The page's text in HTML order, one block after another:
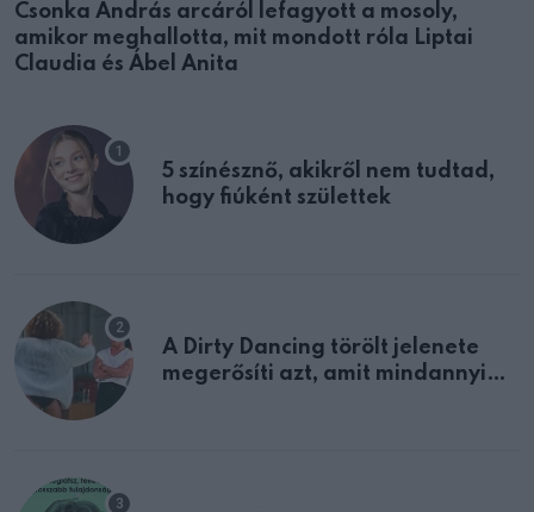
Csonka András arcáról lefagyott a mosoly,
amikor meghallotta, mit mondott róla Liptai
Claudia és Ábel Anita
5 színésznő, akikről nem tudtad,
hogy fiúként születtek
A Dirty Dancing törölt jelenete
megerősíti azt, amit mindannyian